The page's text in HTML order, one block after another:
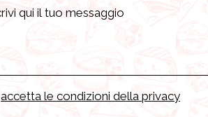
accetta le condizioni della privacy